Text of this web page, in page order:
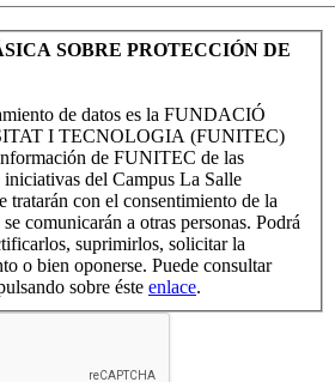
SOBRE PROTECCIÓN DE
de datos es la FUNDACIÓ
I TECNOLOGIA (FUNITEC)
de FUNITEC de las
del Campus La Salle
tratarán con el consentimiento de la
comunicarán a otras personas. Podrá
suprimirlos, solicitar la
o bien oponerse. Puede consultar
sobre éste enlace.